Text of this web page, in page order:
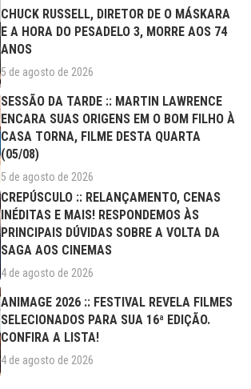
CHUCK RUSSELL, DIRETOR DE O MÁSKARA
E A HORA DO PESADELO 3, MORRE AOS 74
ANOS
5 de agosto de 2026
SESSÃO DA TARDE :: MARTIN LAWRENCE
ENCARA SUAS ORIGENS EM O BOM FILHO À
CASA TORNA, FILME DESTA QUARTA
(05/08)
5 de agosto de 2026
CREPÚSCULO :: RELANÇAMENTO, CENAS
INÉDITAS E MAIS! RESPONDEMOS ÀS
PRINCIPAIS DÚVIDAS SOBRE A VOLTA DA
SAGA AOS CINEMAS
4 de agosto de 2026
ANIMAGE 2026 :: FESTIVAL REVELA FILMES
SELECIONADOS PARA SUA 16ª EDIÇÃO.
CONFIRA A LISTA!
4 de agosto de 2026